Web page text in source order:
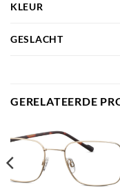
KLEUR
GESLACHT
GERELATEERDE